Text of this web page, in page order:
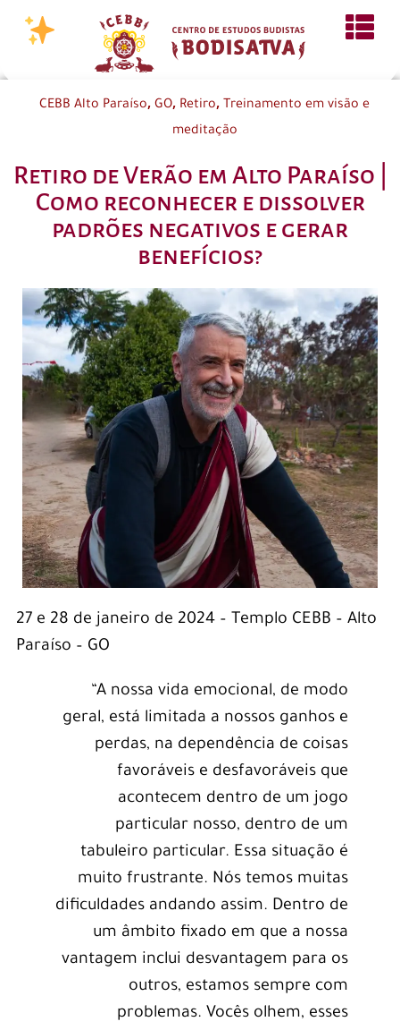
CEBB Alto Paraíso, GO, Retiro, Treinamento em visão e
meditação
Retiro de Verão em Alto Paraíso |
Como reconhecer e dissolver
padrões negativos e gerar
benefícios?
27 e 28 de janeiro de 2024 – Templo CEBB – Alto
Paraíso – GO
“A nossa vida emocional, de modo
geral, está limitada a nossos ganhos e
perdas, na dependência de coisas
favoráveis e desfavoráveis que
acontecem dentro de um jogo
particular nosso, dentro de um
tabuleiro particular. Essa situação é
muito frustrante. Nós temos muitas
dificuldades andando assim. Dentro de
um âmbito fixado em que a nossa
vantagem inclui desvantagem para os
outros, estamos sempre com
problemas. Vocês olhem, esses